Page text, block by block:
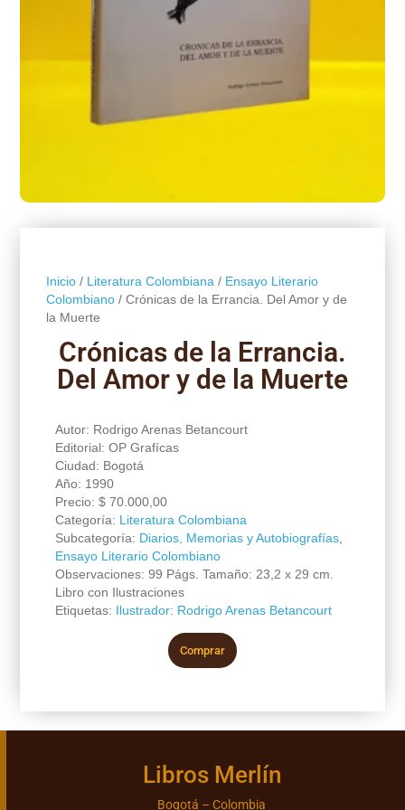
Inicio/ Literatura Colombiana / Ensayo Literario
Colombiano/ Crónicas de la Errancia. Del Amor y de
la Muerte
Crónicas de la Errancia.
Del Amor y de la Muerte
Autor: Rodrigo Arenas Betancourt
Editorial: OP Grafícas
Ciudad: Bogotá
Año: 1990
Precio: $70.000,00
Categoría: Literatura Colombiana
Subcategoría: Diarios, Memorias y Autobiografías,
Ensayo Literario Colombiano
Observaciones: 99 Págs. Tamaño: 23,2 x 29 cm.
Libro con Ilustraciones
Etiquetas: Ilustrador: Rodrigo Arenas Betancourt
Comprar
Libros Merlín
Bogotá – Colombia